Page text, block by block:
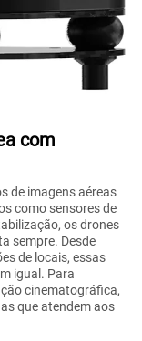
com
de imagens aéreas
como sensores de
os drones
sempre. Desde
de locais, essas
igual. Para
cinematográfica,
que atendem aos